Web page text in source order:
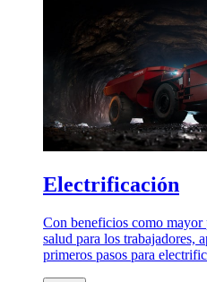
Electrificación
Con beneficios como
salud para los trabajadores,
primeros pasos para